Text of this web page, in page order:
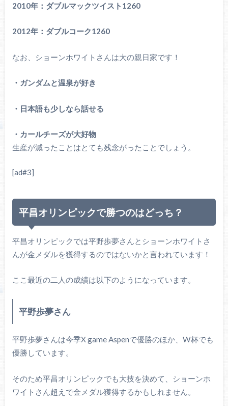
2010年：ダブルマックツイスト1260
2012年：ダブルコーク1260
なお、ショーンホワイトさんは大の親日家です！
・ガンダムと温泉が好き
・日本語も少しなら話せる
・カールチーズが大好物
生産が減ったことはとても残念がったことでしょう。
[ad#3]
平昌オリンピックで勝つのはどっち？
平昌オリンピックでは平野歩夢さんとショーンホワイトさ
んが金メダルを獲得するのではないかと言われています！
ここ最近の二人の成績は以下のようになっています。
平野歩夢さん
平野歩夢さんは今季X game Aspenで優勝のほか、W杯でも
優勝しています。
そのため平昌オリンピックでも大技を決めて、ショーンホ
ワイトさん超えで金メダル獲得するかもしれません。